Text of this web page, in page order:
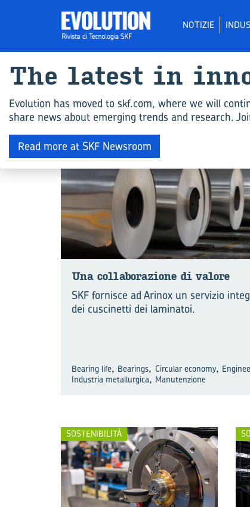
NOTIZIE
SOSTENIBILITÀ
Una col­la­bo­ra­zio­ne di va­lo­re
SKF fornisce ad Arinox un servizio
dei cuscinetti dei laminatoi.
Bearing life, Bearings, Circular economy,
Industria metallurgica, Manutenzione
SOSTENIBILITÀ
The la­te­st in
Evolution has moved to skf.com, where we will
share news about emerging trends and research.
Read more at SKF Newsroom